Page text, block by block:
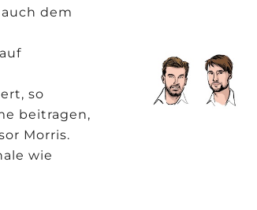
dem
so
beitragen,
Morris.
wie